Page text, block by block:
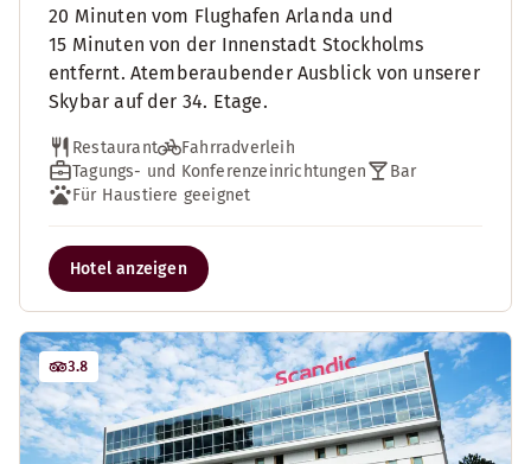
20 Minuten vom Flughafen Arlanda und
15 Minuten von der Innenstadt Stockholms
entfernt. Atemberaubender Ausblick von unserer
Skybar auf der 34. Etage.
Restaurant
Fahrradverleih
Tagungs- und Konferenzeinrichtungen
Bar
Für Haustiere geeignet
Hotel anzeigen
3.8